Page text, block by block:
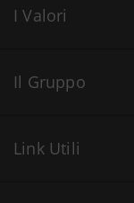
I Valori
Il Gruppo
Link Utili